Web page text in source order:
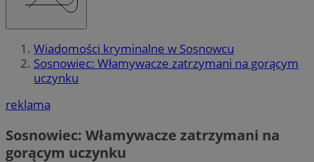
Wiadomości kryminalne w Sosnowcu
Sosnowiec: Włamywacze zatrzymani na gorącym
uczynku
reklama
Sosnowiec: Włamywacze zatrzymani na
gorącym uczynku